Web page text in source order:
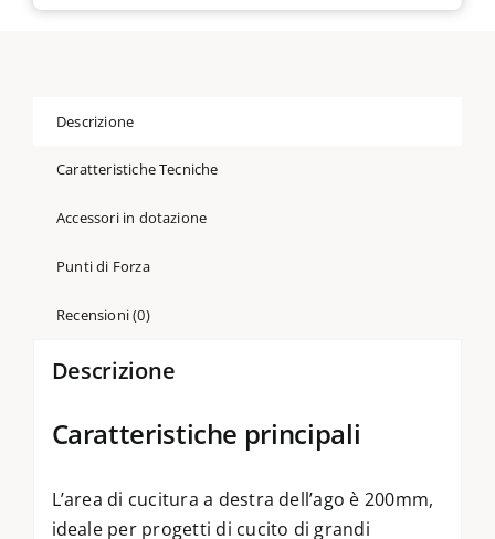
620
Descrizione
Caratteristiche Tecniche
Accessori in dotazione
Punti di Forza
Recensioni (0)
Descrizione
Caratteristiche principali
L’area di cucitura a destra dell’ago è 200mm,
ideale per progetti di cucito di grandi